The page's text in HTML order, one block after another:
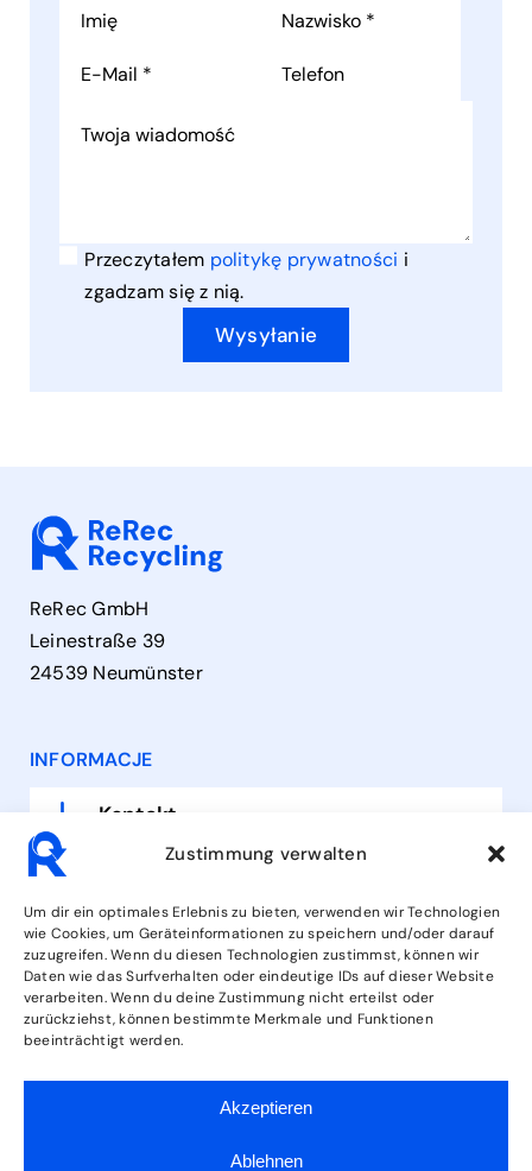
Zustimmung verwalten
Um dir ein optimales Erlebnis zu bieten, verwenden wir Technologien
wie Cookies, um Geräteinformationen zu speichern und/oder darauf
zuzugreifen. Wenn du diesen Technologien zustimmst, können wir
Daten wie das Surfverhalten oder eindeutige IDs auf dieser Website
verarbeiten. Wenn du deine Zustimmung nicht erteilst oder
zurückziehst, können bestimmte Merkmale und Funktionen
beeinträchtigt werden.
Akzeptieren
Ablehnen
Przeczytałem politykę prywatności i
zgadzam się z nią.
Wysyłanie
ReRec GmbH
Leinestraße 39
24539 Neumünster
INFORMACJE
Kontakt
Usługi
ŚLEDŹ NAS